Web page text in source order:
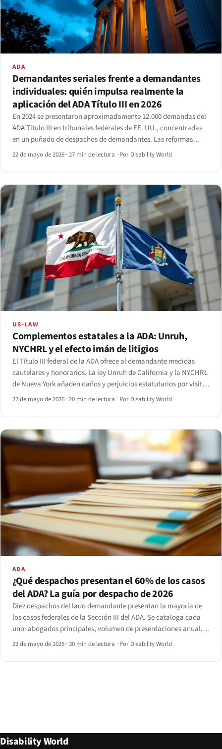
ADA
Demandantes seriales frente a demandantes
individuales: quién impulsa realmente la
aplicación del ADA Título III en 2026
En 2024 se presentaron aproximadamente 12.000 demandas del
ADA Título III en tribunales federales de EE. UU., concentradas
en un puñado de despachos de demandantes. Las reformas
procedimentales de 2025 han empezado a remodelar el patrón,
22 de mayo de 2026 ·27 min de lectura · Por Disability World
US-LAW
Complementos estatales a la ADA: Unruh,
NYCHRL y el efecto imán de litigios
El Título III federal de la ADA ofrece al demandante medidas
cautelares y honorarios. La ley Unruh de California y la NYCHRL
de Nueva York añaden daños y perjuicios estatutarios por visita
— y por eso dos estados concentran la aplastante mayoría de
22 de mayo de 2026 ·20 min de lectura · Por Disability World
ADA
¿Qué despachos presentan el 60% de los casos
del ADA? La guía por despacho de 2026
Diez despachos del lado demandante presentan la mayoría de
los casos federales de la Sección III del ADA. Se cataloga cada
uno: abogados principales, volumen de presentaciones anual,
concentración geográfica, resoluciones destacadas y las
22 de mayo de 2026 ·30 min de lectura · Por Disability World
Disability World